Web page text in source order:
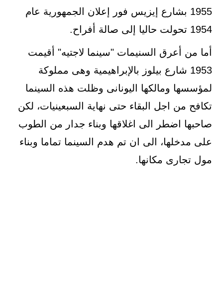
1955 بشارع إيزيس فور إعلان الجمهورية عام
1954 تحولت حاليا إلى صالة أفراح.
أما من أعرق السنيمات "سينما لاجتيه" أقيمت
1953 شارع بيلوز بالإبراهيمية وهى مملوكة
لمؤسسها ومالكها اليونانى وظلت هذه السينما
تكافح من اجل البقاء حتى نهاية السبعينيات، لكن
صاحبها اضطر الى اغلاقها وبناء جدار من الطوب
على مدخلها، الى ان تم هدم السينما تماما وبناء
مول تجارى مكانها.